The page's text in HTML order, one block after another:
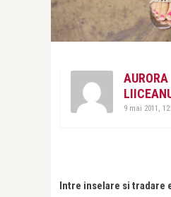
AURORA
9 mai 2011,
Intre inselare si tradare